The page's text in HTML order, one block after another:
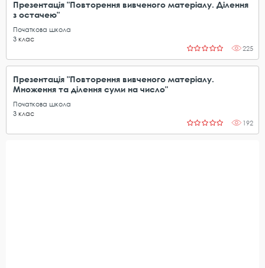
Презентація "Повторення вивченого матеріалу. Ділення
з остачею"
Початкова школа
3 клас
225
Презентація "Повторення вивченого матеріалу.
Множення та ділення суми на число"
Початкова школа
3 клас
192